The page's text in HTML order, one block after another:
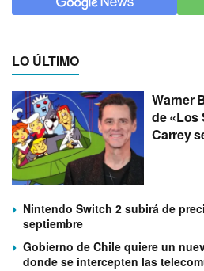
LO ÚLTIMO
Warner
de «Los
Carrey
Nintendo Switch 2 subirá de
septiembre
Gobierno de Chile quiere un
donde se intercepten las